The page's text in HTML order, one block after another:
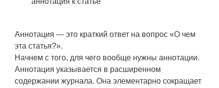
Аннотация — это краткий ответ на вопрос «О чем
эта статья?».
Начнем с того, для чего вообще нужны аннотации.
Аннотация указывается в расширенном
содержании журнала. Она элементарно сокращает